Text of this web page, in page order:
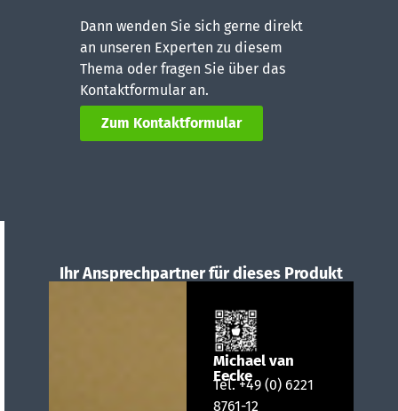
Dann wenden Sie sich gerne direkt
an unseren Experten zu diesem
Thema oder fragen Sie über das
Kontaktformular an.
Zum Kontaktformular
Ihr Ansprechpartner für dieses Produkt
Michael van
Eecke
Tel.+49 (0) 6221
8761-12